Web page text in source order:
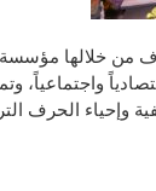
من خلالها
اقتصادياً
وإحياء الحرف